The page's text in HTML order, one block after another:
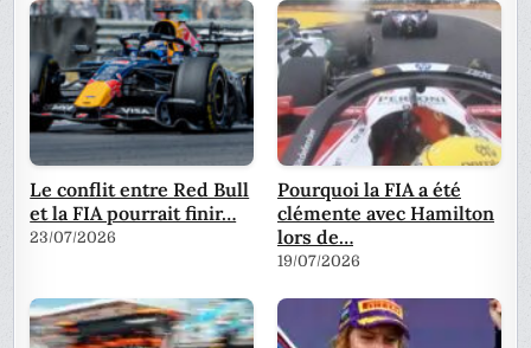
Le conflit entre Red Bull
et la FIA pourrait finir…
23/07/2026
Pourquoi la FIA a été
clémente avec Hamilton
lors de…
19/07/2026